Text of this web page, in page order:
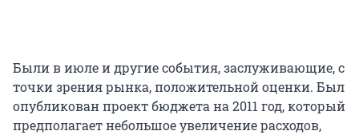
Были в июле и другие события, заслуживающие, с
точки зрения рынка, положительной оценки. Был
опубликован проект бюджета на 2011 год, который
предполагает небольшое увеличение расходов,